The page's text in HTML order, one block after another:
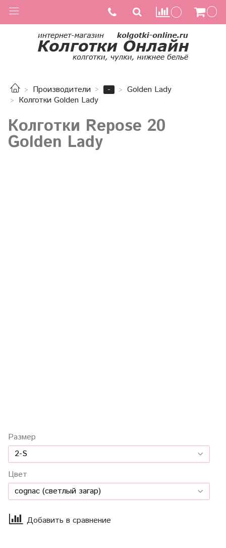
Производители -
Golden Lady
Колготки Golden Lady
Колготки Repose 20
Golden Lady
Размер
Цвет
Добавить в сравнение